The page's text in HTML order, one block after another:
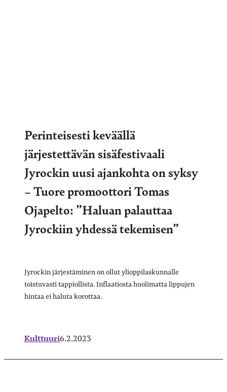
Perinteisesti keväällä
järjestettävän sisäfestivaali
Jyrockin uusi ajankohta on syksy
– Tuore promoottori Tomas
Ojapelto: ”Haluan palauttaa
Jyrockiin yhdessä tekemisen”
Jyrockin järjestäminen on ollut ylioppilaskunnalle
toistuvasti tappiollista. Inflaatiosta huolimatta lippujen
hintaa ei haluta korottaa.
Kulttuuri6.2.2023